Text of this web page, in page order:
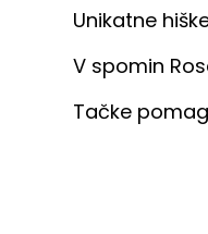
Unikatne
V spomin
Tačke